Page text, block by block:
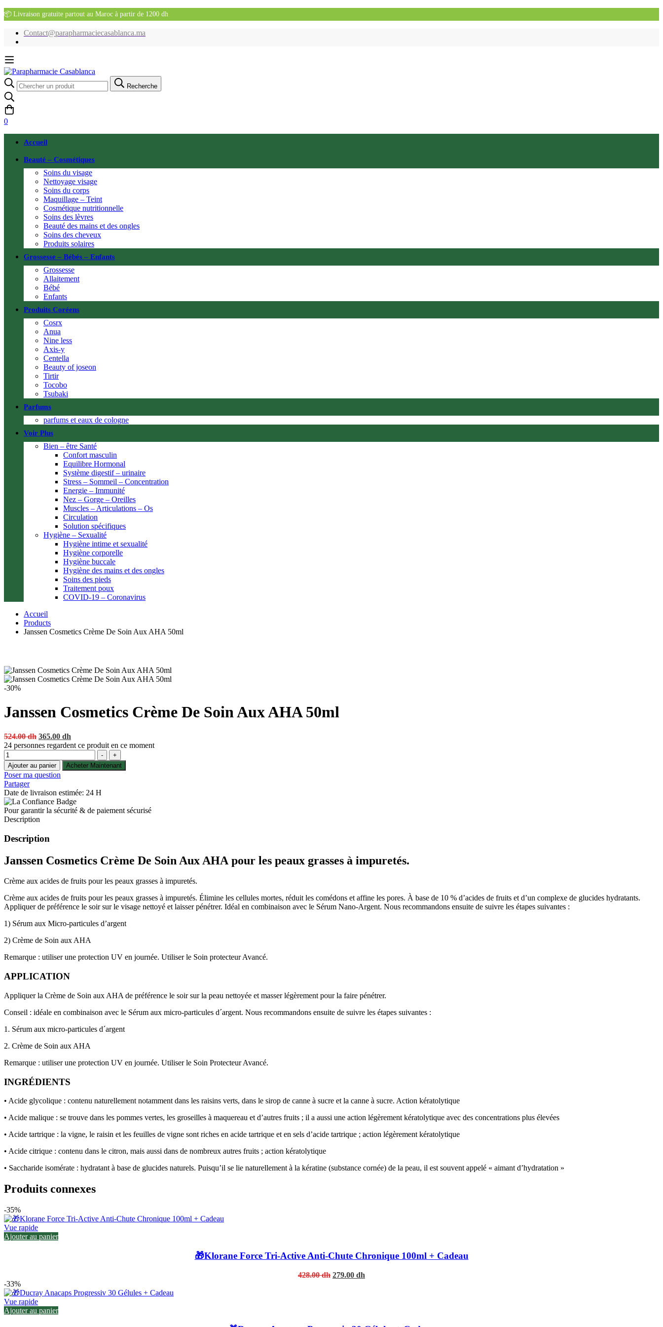
📦 Livraison gratuite partout au Maroc à partir de 1200 dh
Contact@parapharmaciecasablanca.ma
Recherche
pour:
Recherche
0
Accueil
Beauté – Cosmétiques
Soins du visage
Nettoyage visage
Soins du corps
Maquillage – Teint
Cosmétique nutritionnelle
Soins des lèvres
Beauté des mains et des ongles
Soins des cheveux
Produits solaires
Grossesse – Bébés – Enfants
Grossesse
Allaitement
Bébé
Enfants
Produits Coréens
Cosrx
Anua
Nine less
Axis-y
Centella
Beauty of joseon
Tirtir
Tocobo
Tsubaki
Parfums
parfums et eaux de cologne
Voir Plus
Bien – être Santé
Confort masculin
Equilibre Hormonal
Système digestif – urinaire
Stress – Sommeil – Concentration
Energie – Immunité
Nez – Gorge – Oreilles
Muscles – Articulations – Os
Circulation
Solution spécifiques
Hygiène – Sexualité
Hygiène intime et sexualité
Hygiène corporelle
Hygiène buccale
Hygiène des mains et des ongles
Soins des pieds
Traitement poux
COVID-19 – Coronavirus
Accueil
Products
Janssen Cosmetics Crème De Soin Aux AHA 50ml
-30%
Janssen Cosmetics Crème De Soin Aux AHA 50ml
524.00dh Original
price
524.00 dh.
365.00 dh
price
365.00 dh.
24 personnes regardent ce produit en ce moment
Quantité
-
+
Ajouter au panier
Acheter Maintenant
Poser ma question
Partager
Date de livraison estimée: 24 H
Pour garantir la sécurité & de paiement sécurisé
Description
Description
Janssen Cosmetics Crème De Soin Aux AHA pour les peaux grasses à impuretés.
Crème aux acides de fruits pour les peaux grasses à impuretés.
Crème aux acides de fruits pour les peaux grasses à impuretés. Élimine les cellules mortes, réduit les comédons et affine les pores. À base de 10 % d’acides de fruits et d’un complexe de glucides hydratants.
Appliquer de préférence le soir sur le visage nettoyé et laisser pénétrer. Idéal en combinaison avec le Sérum Nano-Argent. Nous recommandons ensuite de suivre les étapes suivantes :
1) Sérum aux Micro-particules d’argent
2) Crème de Soin aux AHA
Remarque : utiliser une protection UV en journée. Utiliser le Soin protecteur Avancé.
APPLICATION
Appliquer la Crème de Soin aux AHA de préférence le soir sur la peau nettoyée et masser légèrement pour la faire pénétrer.
Conseil : idéale en combinaison avec le Sérum aux micro-particules d´argent. Nous recommandons ensuite de suivre les étapes suivantes :
1. Sérum aux micro-particules d´argent
2. Crème de Soin aux AHA
Remarque : utiliser une protection UV en journée. Utiliser le Soin Protecteur Avancé.
INGRÉDIENTS
• Acide glycolique : contenu naturellement notamment dans les raisins verts, dans le sirop de canne à sucre et la canne à sucre. Action kératolytique
• Acide malique : se trouve dans les pommes vertes, les groseilles à maquereau et d’autres fruits ; il a aussi une action légèrement kératolytique avec des concentrations plus élevées
• Acide tartrique : la vigne, le raisin et les feuilles de vigne sont riches en acide tartrique et en sels d’acide tartrique ; action légèrement kératolytique
• Acide citrique : contenu dans le citron, mais aussi dans de nombreux autres fruits ; action kératolytique
• Saccharide isomérate : hydratant à base de glucides naturels. Puisqu’il se lie naturellement à la kératine (substance cornée) de la peau, il est souvent appelé « aimant d’hydratation »
Produits connexes
-35%
Vue rapide
Ajouter au panier
🎁Klorane Force Tri-Active Anti-Chute Chronique 100ml + Cadeau
428.00dh Original
279.00 dh
-33%
Vue rapide
Ajouter au panier